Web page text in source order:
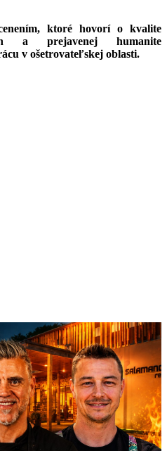
ktoré hovorí o kvalite
a prejavenej humanite
v ošetrovateľskej oblasti.